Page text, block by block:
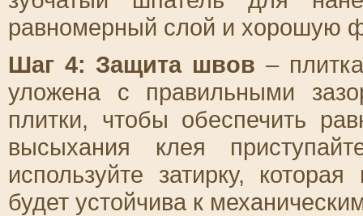
равномерный слой и хорошую
Шаг 4: Защита швов –
уложена с правильными
плитки, чтобы обеспечить
высыхания клея
используйте затирку,
будет устойчива к